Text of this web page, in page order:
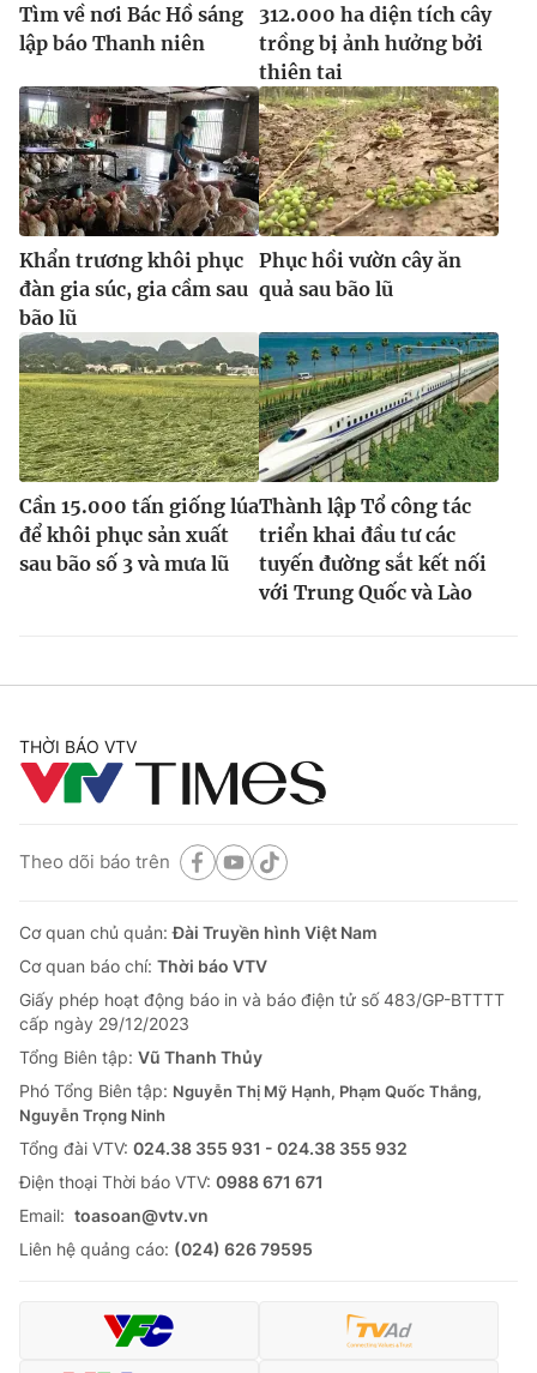
Tìm về nơi Bác Hồ sáng
lập báo Thanh niên
312.000 ha diện tích cây
trồng bị ảnh hưởng bởi
thiên tai
Khẩn trương khôi phục
đàn gia súc, gia cầm sau
bão lũ
Phục hồi vườn cây ăn
quả sau bão lũ
Cần 15.000 tấn giống lúa
để khôi phục sản xuất
sau bão số 3 và mưa lũ
Thành lập Tổ công tác
triển khai đầu tư các
tuyến đường sắt kết nối
với Trung Quốc và Lào
THỜI BÁO VTV
Theo dõi báo trên
Cơ quan chủ quản:Đài Truyền hình Việt Nam
Cơ quan báo chí: Thời báo VTV
Giấy phép hoạt động báo in và báo điện tử số 483/GP-BTTTT
cấp ngày 29/12/2023
Tổng Biên tập: Vũ Thanh Thủy
Phó Tổng Biên tập: Nguyễn Thị Mỹ Hạnh, Phạm Quốc Thắng,
Nguyễn Trọng Ninh
Tổng đài VTV: 024.38 355 931 - 024.38 355 932
Ðiện thoại Thời báo VTV: 0988 671 671
Email: toasoan@vtv.vn
Liên hệ quảng cáo: (024) 626 79595